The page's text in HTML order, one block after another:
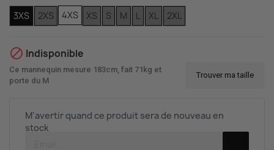
3XS 2XS 4XS XS S M L XL 2XL
 Indisponible
Ce mannequin mesure 183cm, fait 71kg et
porte du M
Trouver ma taille
M’avertir quand ce produit sera de nouveau en
stock